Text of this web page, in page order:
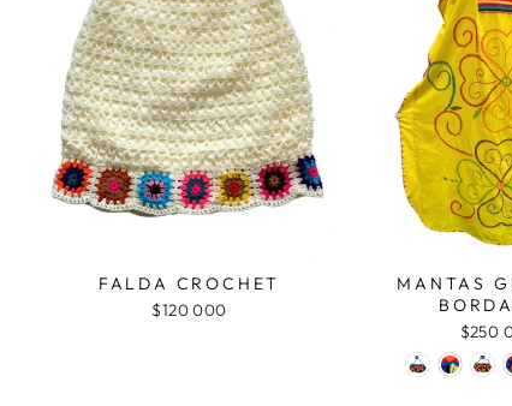
FALDA CROCHET
$120 000
MANTAS
$250